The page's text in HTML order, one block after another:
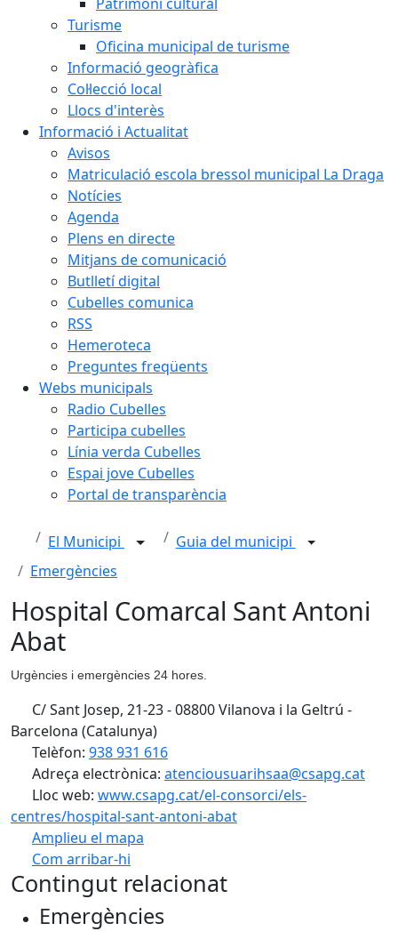
Turisme
Oficina municipal de turisme
Informació geogràfica
Col·lecció local
Llocs d'interès
Informació i Actualitat
Avisos
Matriculació escola bressol municipal La Draga
Notícies
Agenda
Plens en directe
Mitjans de comunicació
Butlletí digital
Cubelles comunica
RSS
Hemeroteca
Preguntes freqüents
Webs municipals
Radio Cubelles
Participa cubelles
Línia verda Cubelles
Espai jove Cubelles
Portal de transparència
El Municipi
Guia del municipi
Emergències
Hospital Comarcal Sant Antoni
Abat
Urgències i emergències 24 hores.
C/ Sant Josep, 21-23 - 08800 Vilanova i la Geltrú -
Barcelona (Catalunya)
Telèfon: 938 931 616
Adreça electrònica: atenciousuarihsaa@csapg.cat
Lloc web: www.csapg.cat/el-consorci/els-
centres/hospital-sant-antoni-abat
Amplieu el mapa
Com arribar-hi
+
Contingut relacionat
Emergències